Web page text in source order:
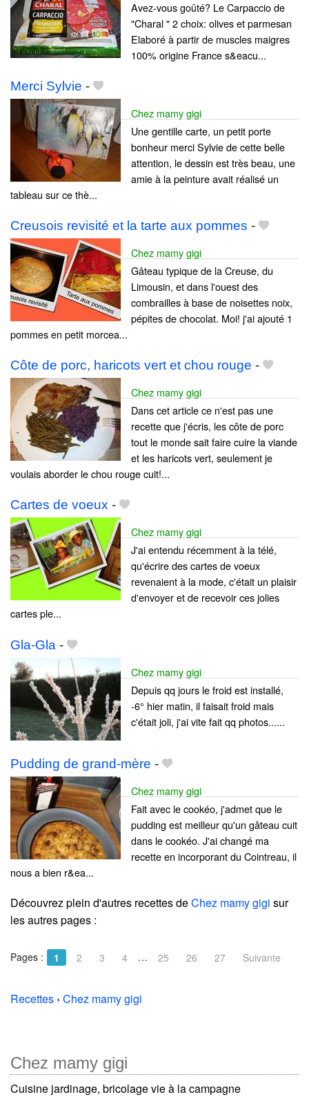
Avez-vous goûté? Le Carpaccio de
"Charal " 2 choix: olives et parmesan
Elaboré à partir de muscles maigres
100% origine France s&eacu...
Merci Sylvie -
Chez mamy gigi
Une gentille carte, un petit porte
bonheur merci Sylvie de cette belle
attention, le dessin est très beau, une
amie à la peinture avait réalisé un
tableau sur ce thè...
Creusois revisité et la tarte aux pommes -
Chez mamy gigi
Gâteau typique de la Creuse, du
Limousin, et dans l'ouest des
combrailles à base de noisettes noix,
pépites de chocolat. Moi! j'ai ajouté 1
pommes en petit morcea...
Côte de porc, haricots vert et chou rouge -
Chez mamy gigi
Dans cet article ce n'est pas une
recette que j'écris, les côte de porc
tout le monde sait faire cuire la viande
et les haricots vert, seulement je
voulais aborder le chou rouge cuit!...
Cartes de voeux -
Chez mamy gigi
J'ai entendu récemment à la télé,
qu'écrire des cartes de voeux
revenaient à la mode, c'était un plaisir
d'envoyer et de recevoir ces jolies
cartes ple...
Gla-Gla -
Chez mamy gigi
Depuis qq jours le froid est installé,
-6° hier matin, il faisait froid mais
c'était joli, j'ai vite fait qq photos......
Pudding de grand-mère -
Chez mamy gigi
Fait avec le cookéo, j'admet que le
pudding est meilleur qu'un gâteau cuit
dans le cookéo. J'ai changé ma
recette en incorporant du Cointreau, il
nous a bien r&ea...
Découvrez plein d'autres recettes deChez mamy gigi sur
les autres pages :
Pages : 1 2 3 4 … 25 26 27 Suivante
Recettes › Chez mamy gigi
Chez mamy gigi
Cuisine jardinage, bricolage vie à la campagne